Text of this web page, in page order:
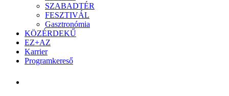
SZABADTÉR
FESZTIVÁL
Gasztronómia
KÖZÉRDEKŰ
EZ+AZ
Karrier
Programkereső